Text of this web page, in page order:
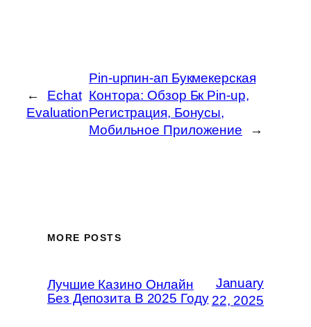
←
Echat
Evaluation
Pin-upпин-ап Букмекерская
Контора: Обзор Бк Pin-up,
Регистрация, Бонусы,
Мобильное Приложение
→
MORE POSTS
Лучшие Казино Онлайн
Без Депозита В 2025 Году
January
22, 2025